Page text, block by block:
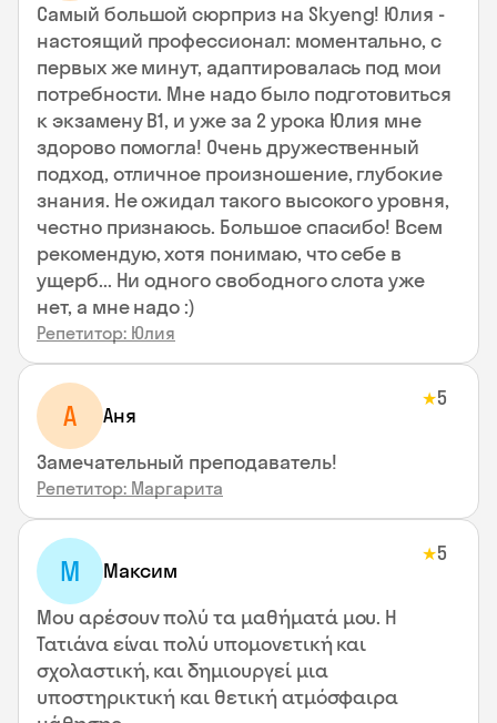
Самый большой сюрприз на Skyeng! Юлия -
настоящий профессионал: моментально, с
первых же минут, адаптировалась под мои
потребности. Мне надо было подготовиться
к экзамену В1, и уже за 2 урока Юлия мне
здорово помогла! Очень дружественный
подход, отличное произношение, глубокие
знания. Не ожидал такого высокого уровня,
честно признаюсь. Большое спасибо! Всем
рекомендую, хотя понимаю, что себе в
ущерб... Ни одного свободного слота уже
нет, а мне надо :)
Репетитор: Юлия
А Аня
★5
Замечательный преподаватель!
Репетитор: Маргарита
М Максим
★5
Μου αρέσουν πολύ τα μαθήματά μου. Η
Τατιάνα είναι πολύ υπομονετική και
σχολαστική, και δημιουργεί μια
υποστηρικτική και θετική ατμόσφαιρα